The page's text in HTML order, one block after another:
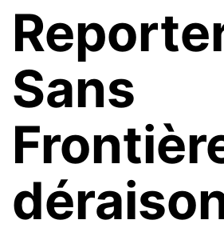
Sans